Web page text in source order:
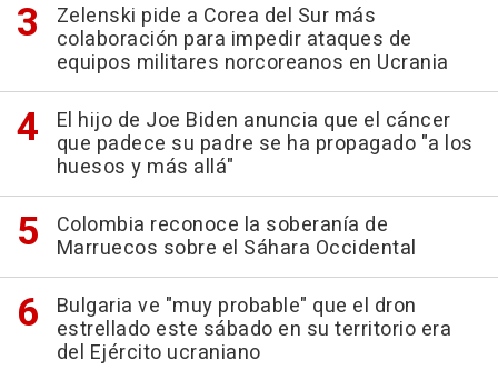
Zelenski pide a Corea del Sur más
colaboración para impedir ataques de
equipos militares norcoreanos en Ucrania
El hijo de Joe Biden anuncia que el cáncer
que padece su padre se ha propagado "a los
huesos y más allá"
Colombia reconoce la soberanía de
Marruecos sobre el Sáhara Occidental
Bulgaria ve "muy probable" que el dron
estrellado este sábado en su territorio era
del Ejército ucraniano